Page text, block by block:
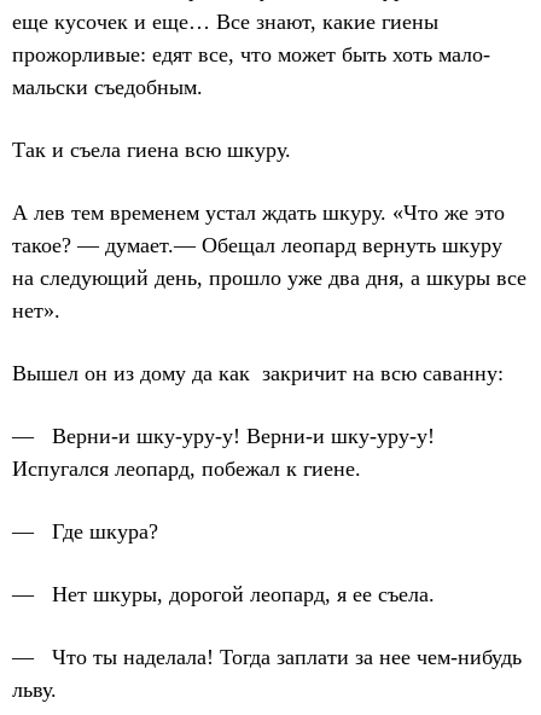
еще кусочек и еще… Все знают, какие гиены
прожорливые: едят все, что может быть хоть мало-
мальски съедобным.
Так и съела гиена всю шкуру.
А лев тем временем устал ждать шкуру. «Что же это
такое? — думает.— Обещал леопард вернуть шкуру
на следующий день, прошло уже два дня, а шкуры все
нет».
Вышел он из дому да как закричит на всю саванну:
— Верни-и шку-уру-у! Верни-и шку-уру-у!
Испугался леопард, побежал к гиене.
— Где шкура?
— Нет шкуры, дорогой леопард, я ее съела.
— Что ты наделала! Тогда заплати за нее чем-нибудь
льву.